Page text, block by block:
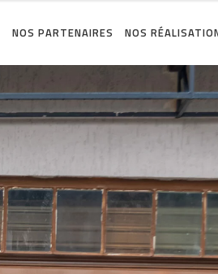
NOS PARTENAIRES NOS